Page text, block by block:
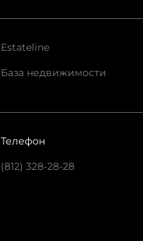
Estateline
База недвижимости
Телефон
(812) 328-28-28